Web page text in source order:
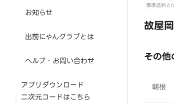
お知らせ
出前にゃんクラブとは
ヘルプ・お問い合わせ
アプリダウンロード
二次元コードはこちら
標準送料と
故屋
その
朝根